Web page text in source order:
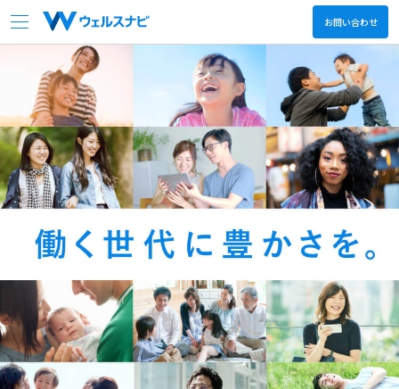
会社情報
サービス
ニュース
決算関連情報
採用情報
日本語 English
お問い合わせ